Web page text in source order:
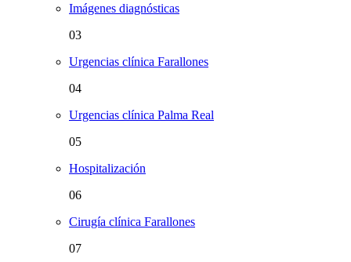
Imágenes diagnósticas
03
Urgencias clínica Farallones
04
Urgencias clínica Palma Real
05
Hospitalización
06
Cirugía clínica Farallones
07